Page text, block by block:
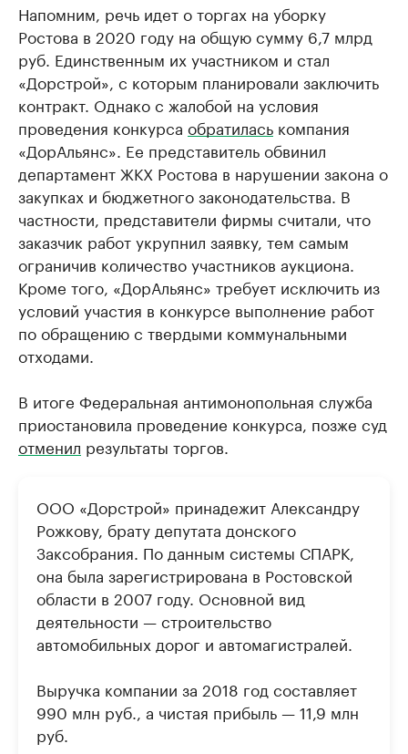
Напомним, речь идет о торгах на уборку
Ростова в 2020 году на общую сумму 6,7 млрд
руб. Единственным их участником и стал
«Дорстрой», с которым планировали заключить
контракт. Однако с жалобой на условия
проведения конкурса обратилась компания
«ДорАльянс». Ее представитель обвинил
департамент ЖКХ Ростова в нарушении закона о
закупках и бюджетного законодательства. В
частности, представители фирмы считали, что
заказчик работ укрупнил заявку, тем самым
ограничив количество участников аукциона.
Кроме того, «ДорАльянс» требует исключить из
условий участия в конкурсе выполнение работ
по обращению с твердыми коммунальными
отходами.
В итоге Федеральная антимонопольная служба
приостановила проведение конкурса, позже суд
отменил результаты торгов.
ООО «Дорстрой» принадежит Александру
Рожкову, брату депутата донского
Заксобрания. По данным системы СПАРК,
она была зарегистрирована в Ростовской
области в 2007 году. Основной вид
деятельности — строительство
автомобильных дорог и автомагистралей.
Выручка компании за 2018 год составляет
990 млн руб., а чистая прибыль — 11,9 млн
руб.